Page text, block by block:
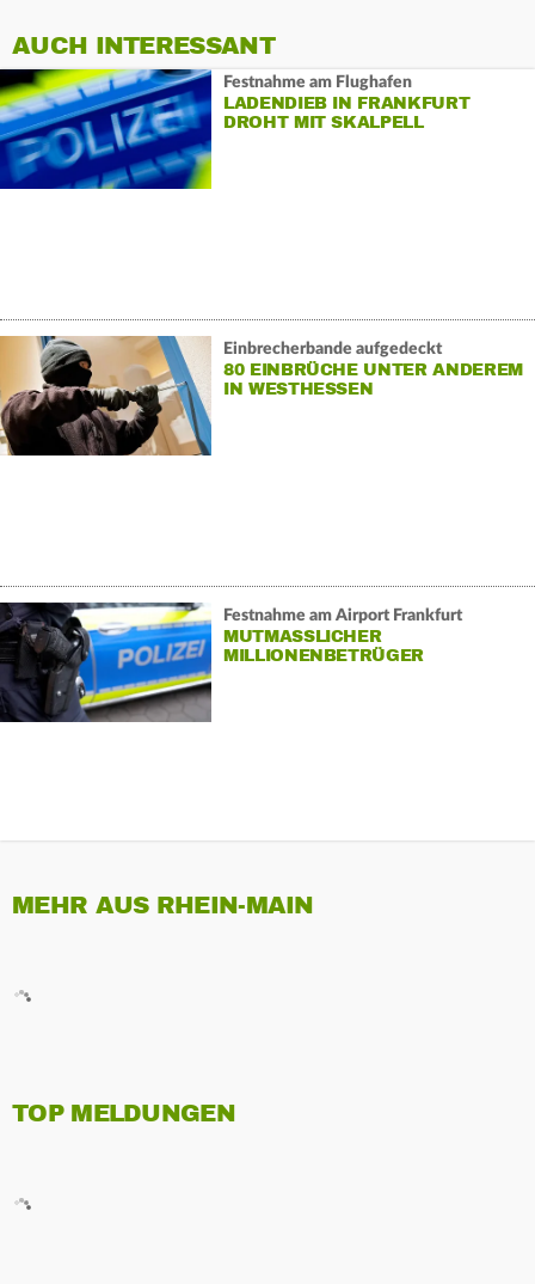
AUCH INTERESSANT
Festnahme am Flughafen
LADENDIEB IN FRANKFURT
DROHT MIT SKALPELL
Einbrecherbande aufgedeckt
80 EINBRÜCHE UNTER ANDEREM
IN WESTHESSEN
Festnahme am Airport Frankfurt
MUTMASSLICHER M
ILLIONENBETRÜGER G
MEHR AUS RHEIN-MAIN
TOP MELDUNGEN